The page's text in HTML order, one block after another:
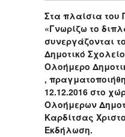
Στα πλαίσια του
«Γνωρίζω το
συνεργάζονται
Δημοτικό
Ολοήμερο
,
12.12.2016 στο
Ολοήμερων
Καρδίτσας
Εκδήλωση.